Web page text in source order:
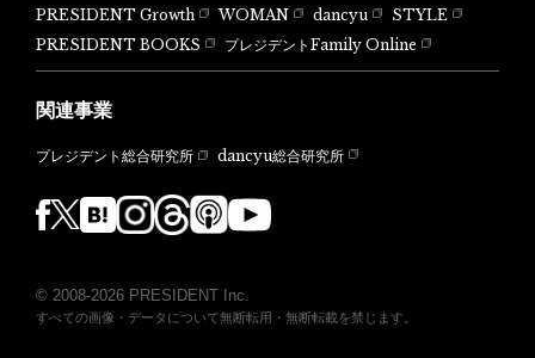
PRESIDENT Growth WOMAN dancyu
STYLE
PRESIDENT BOOKS
プレジデントFamily Online
関連事業
プレジデント総合研究所 dancyu総合研究所
© 2008-2026 PRESIDENT Inc.
すべての画像・データについて無断転用・無断転載を禁じます。